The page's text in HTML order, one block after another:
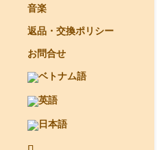
音楽
返品・交換ポリシー
お問合せ